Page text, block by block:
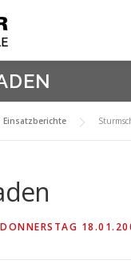
Einsatzberichte
DONNERSTAG